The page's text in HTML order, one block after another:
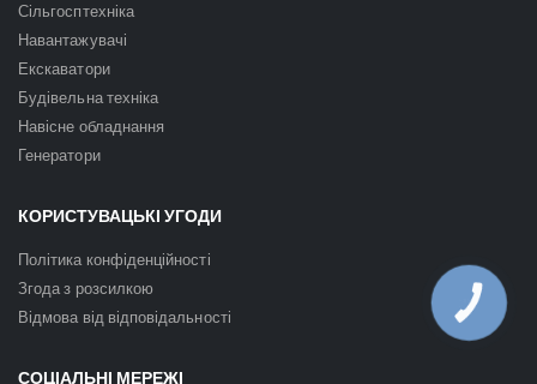
Сільгосптехніка
Навантажувачі
Екскаватори
Будівельна техніка
Навісне обладнання
Генератори
КОРИСТУВАЦЬКІ УГОДИ
Політика конфіденційності
Згода з розсилкою
Відмова від відповідальності
СОЦІАЛЬНІ МЕРЕЖІ
КНОПКА
ЗВ'ЯЗКУ